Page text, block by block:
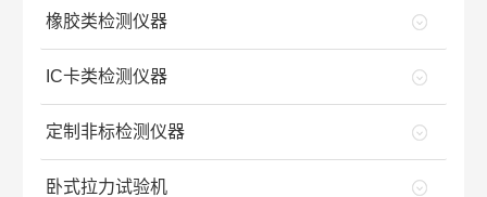
橡胶类检测仪器
IC卡类检测仪器
定制非标检测仪器
卧式拉力试验机